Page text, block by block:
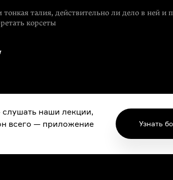
талия, действительно ли дело в ней и
корсеты
наши лекции,
всего — приложение
Узнать